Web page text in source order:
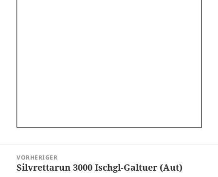
VORHERIGER
Vorheriger
Silvrettarun 3000 Ischgl-Galtuer (Aut)